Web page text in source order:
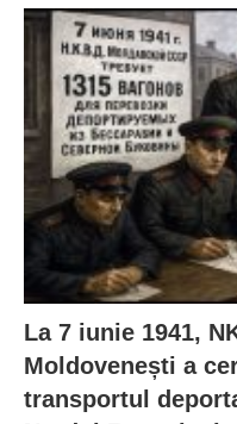
La 7 iunie 1941,
Moldovenești a
transportul